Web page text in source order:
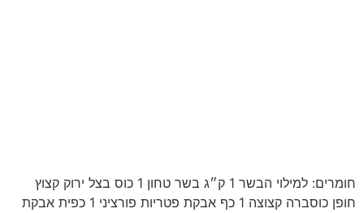
חומרים: למילוי הבשר 1 ק״ג בשר טחון 1 כוס בצל ירוק קצוץ
חופן כוסברה קצוצה 1 כף אבקת פטריות פורציני 1 כפית אבקת